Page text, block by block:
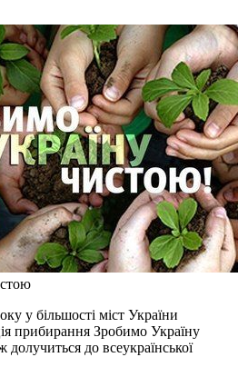
у більшості міст України
прибирання Зробимо Україну
до всеукраїнської